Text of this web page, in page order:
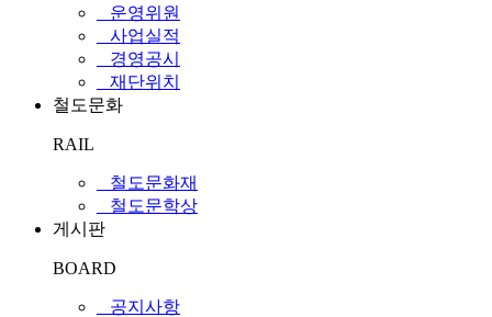
_ 운영위원
_ 사업실적
_ 경영공시
_ 재단위치
철도문화
RAIL
_ 철도문화재
_ 철도문학상
게시판
BOARD
_ 공지사항